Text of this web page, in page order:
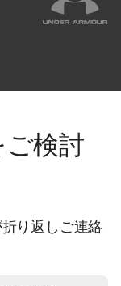
検討
り返しご連絡